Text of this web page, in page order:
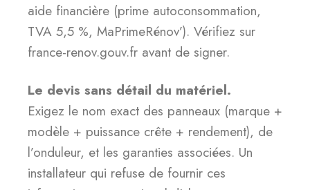
aide financière (prime autoconsommation,
TVA 5,5 %, MaPrimeRénov’). Vérifiez sur
france-renov.gouv.fr avant de signer.
Le devis sans détail du matériel.
Exigez le nom exact des panneaux (marque +
modèle + puissance crête + rendement), de
l’onduleur, et les garanties associées. Un
installateur qui refuse de fournir ces